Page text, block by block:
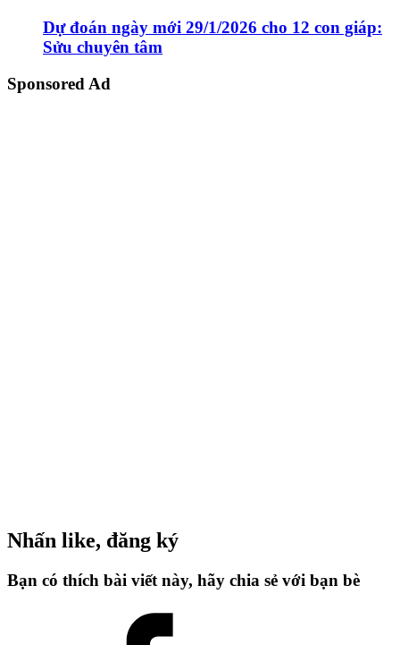
Dự đoán ngày mới 29/1/2026 cho 12 con giáp:
Sửu chuyên tâm
Sponsored Ad
Nhấn like, đăng ký
Bạn có thích bài viết này, hãy chia sẻ với bạn bè